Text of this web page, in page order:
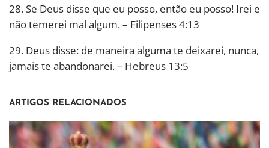
28. Se Deus disse que eu posso, então eu posso! Irei e
não temerei mal algum. – Filipenses 4:13
29. Deus disse: de maneira alguma te deixarei, nunca,
jamais te abandonarei. – Hebreus 13:5
ARTIGOS RELACIONADOS